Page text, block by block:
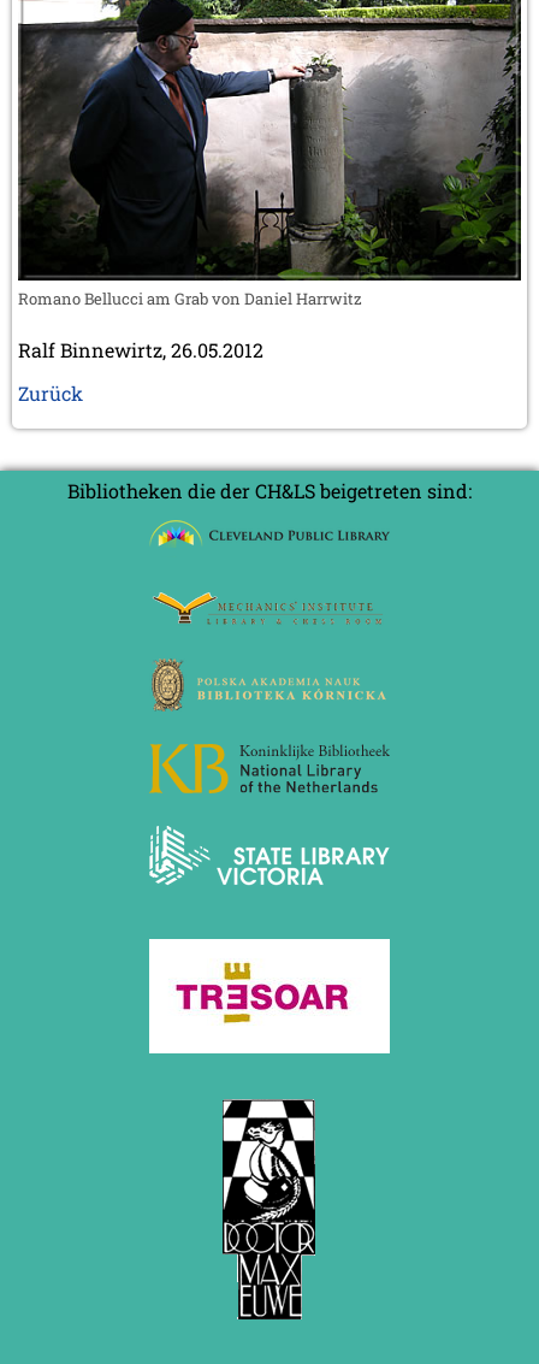
Romano Bellucci am Grab von Daniel Harrwitz
Ralf Binnewirtz, 26.05.2012
Zurück
Bibliotheken die der CH&LS beigetreten sind: